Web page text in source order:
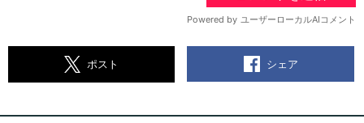
ポスト シェア